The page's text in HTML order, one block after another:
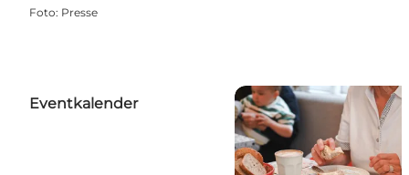
Foto: Presse
Eventkalender